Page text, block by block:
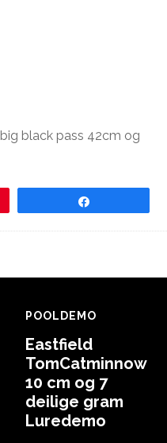
black pass 42cm og
POOLDEMO
Eastfield
TomCatminnow
10 cm og 7
deilige gram
Luredemo